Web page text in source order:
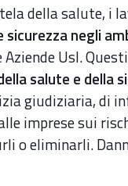
della salute, i
negli
Usl.
salute e della
giudiziaria, di
imprese sui
o eliminarli.